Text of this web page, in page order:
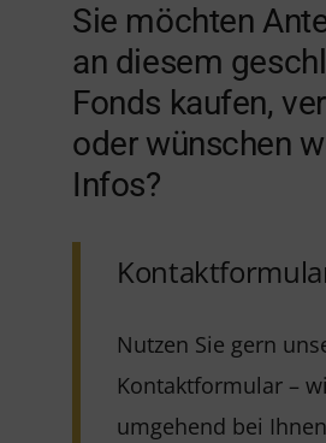
Sie möchten
an diesem
Fonds kaufen,
oder wünschen
Infos?
Nutzen Sie gern
Kontaktformular –
umgehend bei